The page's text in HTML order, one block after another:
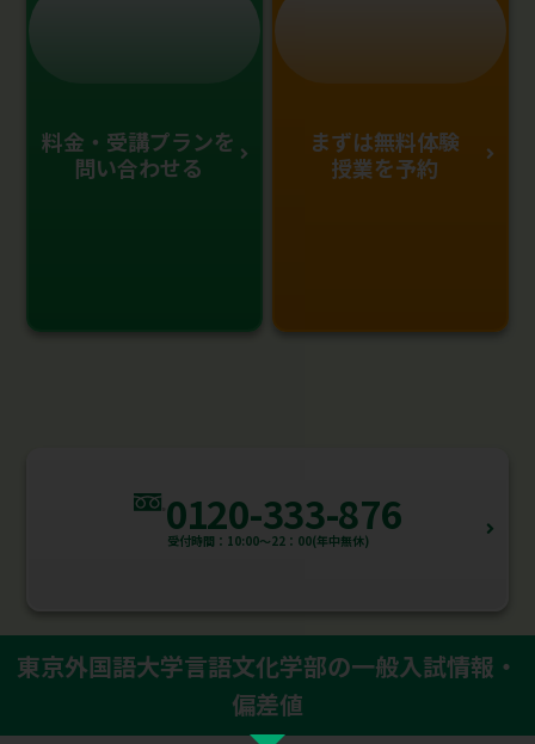
料金・受講プランを
問い合わせる
まずは無料体験
授業を予約
0120-333-876
受付時間：10:00～22：00(年中無休)
東京外国語大学言語文化学部の一般入試情報・
偏差値